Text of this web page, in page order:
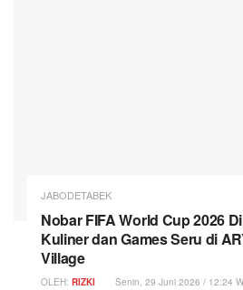
JABODETABEK
Nobar FIFA World Cup 2026
Kuliner dan Games Seru di
Village
OLEH: RIZKI Senin, 29 Juni 2026 / 12:24